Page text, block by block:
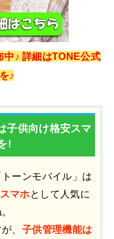
中♪ 詳細はTONE公式
♪
子供向け格安スマ
!
ーンモバイル」は
マホとして人気に
、 子供管理機能は